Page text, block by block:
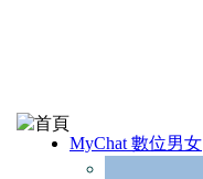
MyChat 數位男女